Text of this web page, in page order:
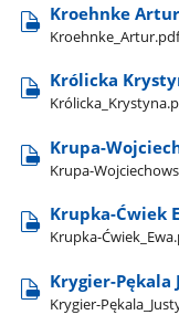
Kroehnke Artur
Królicka
Krupa-
Krupa-
Krupka-Ćwiek
Krupka-
Krygier-Pękala
Krygier-